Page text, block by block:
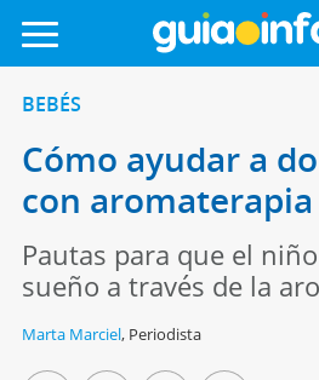
BEBÉS
Cómo ayudar a
con aromaterapia
Pautas para que el
sueño a través de la
Marta Marciel, Periodista